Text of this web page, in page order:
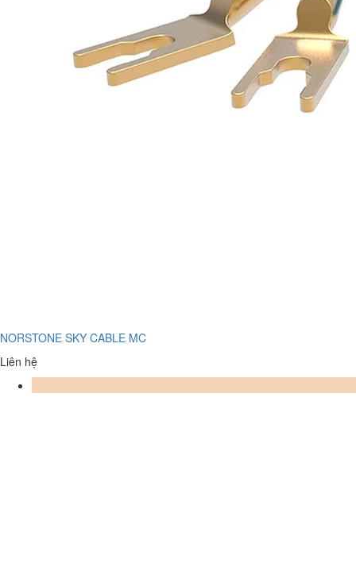
NORSTONE SKY CABLE MC
Liên hệ